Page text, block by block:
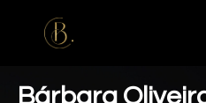
Bárbara